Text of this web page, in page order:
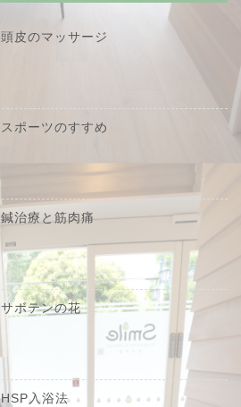
頭皮のマッサージ
スポーツのすすめ
鍼治療と筋肉痛
サボテンの花
HSP入浴法